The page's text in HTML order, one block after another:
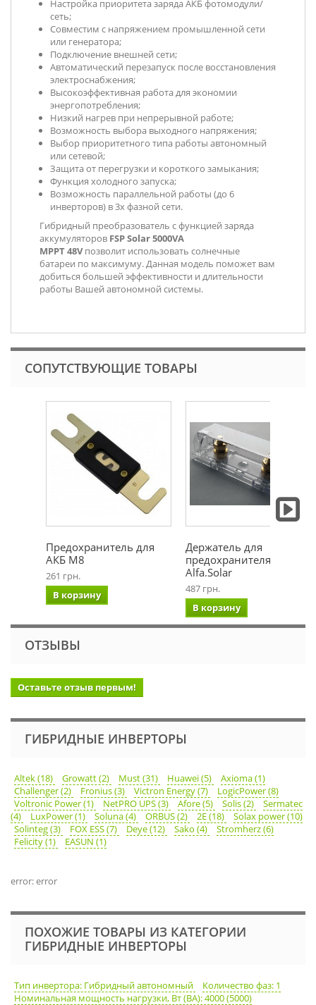
Настройка приоритета заряда АКБ фотомодули/
сеть;
Совместим с напряжением промышленной сети
или генератора;
Подключение внешней сети;
Автоматический перезапуск после восстановления
электроснабжения;
Высокоэффективная работа для экономии
энергопотребления;
Низкий нагрев при непрерывной работе;
Возможность выбора выходного напряжения;
Выбор приоритетного типа работы автономный
или сетевой;
Защита от перегрузки и короткого замыкания;
Функция холодного запуска;
Возможность параллельной работы (до 6
инверторов) в 3х фазной сети.
Гибридный преобразователь с функцией заряда
аккумуляторов FSPSolar 5000VA
MPPT 48Vпозволит использовать солнечные
батареи по максимуму. Данная модель поможет вам
добиться большей эффективности и длительности
работы Вашей автономной системы.
СОПУТСТВУЮЩИЕ ТОВАРЫ
Предохранитель для
АКБ М8
261 грн.
В корзину
Держатель для
предохранителя АКБ
Alfa.Solar
487 грн.
В корзину
ОТЗЫВЫ
Оставьте отзыв первым!
ГИБРИДНЫЕ ИНВЕРТОРЫ
Altek (18) Growatt (2) Must (31) Huawei (5)
Axioma (1)
Challenger (2)
Fronius (3) Victron Energy (7)
LogicPower (8)
Voltronic Power (1)
NetPRO UPS (3) Afore (5) Solis (2)
Sermatec
(4)
LuxPower (1) Soluna (4) ORBUS (2) 2E (18)
Solax power (10)
Solinteg (3)
FOX ESS (7) Deye (12) Sako (4)
Stromherz (6)
Felicity (1)
EASUN (1)
error: error
ПОХОЖИЕ ТОВАРЫ ИЗ КАТЕГОРИИ
ГИБРИДНЫЕ ИНВЕРТОРЫ
Тип инвертора: Гибридный автономный
Количество фаз: 1
Номинальная мощность нагрузки, Вт (ВА): 4000 (5000)